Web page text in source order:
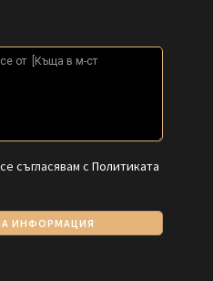
съгласявам с Политиката
ИНФОРМАЦИЯ